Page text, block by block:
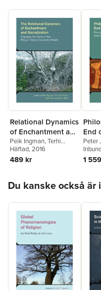
Relational Dynamics
of Enchantment and
Sacralization
Peik Ingman,Terhi
Utriainen,Tuija Hovi
Mans Broo
Häftad, 2016
489 kr
End
Peter
Sjodin
1
Du kanske också är